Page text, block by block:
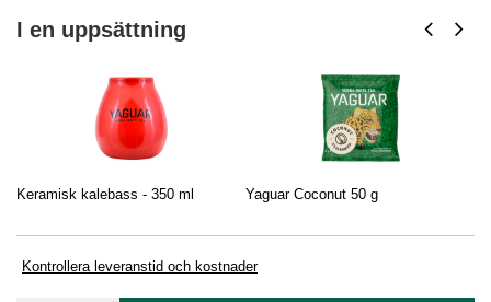
I en uppsättning
Keramisk kalebass - 350 ml Yaguar Coconut 50 g
Kontrollera leveranstid och kostnader